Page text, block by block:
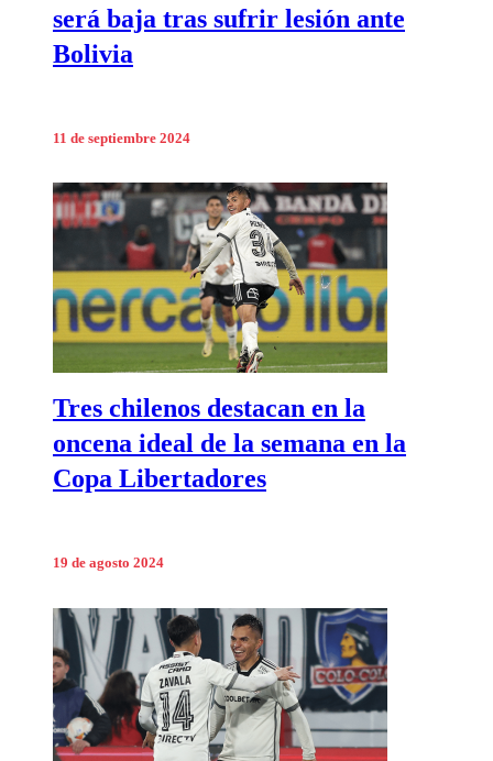
será baja tras sufrir lesión ante
Bolivia
11 de septiembre 2024
Tres chilenos destacan en la
oncena ideal de la semana en la
Copa Libertadores
19 de agosto 2024